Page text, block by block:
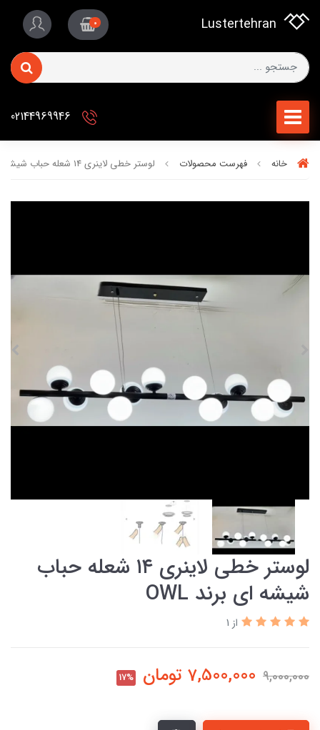
Lustertehran
0
خانه فهرست محصولات لوستر خطی لاینری ۱۴ شعله حباب شیشه ای برند OWL
لوستر خطی لاینری ۱۴ شعله حباب
شیشه ای برند OWL
از 1
9,000,000
7,500,000 تومان 17%